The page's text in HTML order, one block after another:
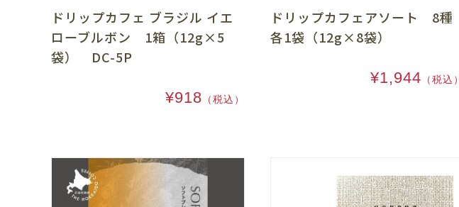
ドリップカフェ ブラジル イエ
ローブルボン 1箱（12g×5
袋） DC-5P
¥918 （税込）
ドリップカフェアソート 8種
各1袋（12g×8袋）
¥1,944 （税込）